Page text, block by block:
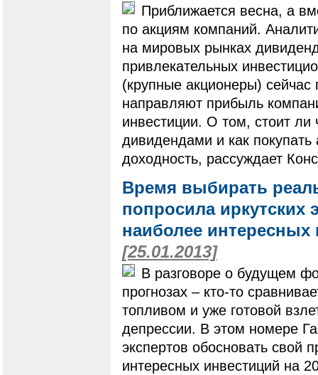
Приближается весна, а
по акциям компаний.
на мировых рынках
привлекательных
(крупные акционеры) сейчас
направляют прибыль
инвестиции. О том, стоит ли
дивидендами и как
доходность, рассуждает
Время выбирать
попросила иркутских
наиболее интересных
[25.01.2013]
В разговоре о будущем
прогнозах – кто-то
топливом и уже готовой
депрессии. В этом номере
экспертов обосновать свой
интересных инвестиций на